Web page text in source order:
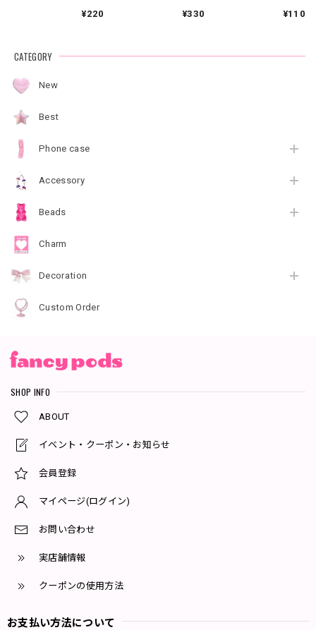
¥220
¥330
¥110
CATEGORY
New
Best
Phone case
Accessory
Beads
Charm
Decoration
Custom Order
SHOP INFO
ABOUT
イベント・クーポン・お知らせ
会員登録
マイページ(ログイン)
お問い合わせ
実店舗情報
クーポンの使用方法
お支払い方法について